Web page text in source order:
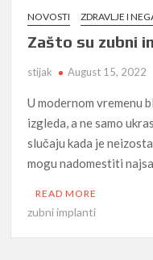
NOVOSTI ZDRAVLJE I
Zašto su zubni
stijak August 15, 2022
U modernom vremenu
izgleda, a ne samo
slučaju kada je
mogu nadomestiti
READ MORE
zubni implanti